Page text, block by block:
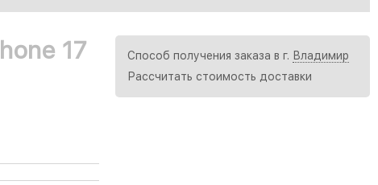
17
Способ получения заказа в г. Владимир
Рассчитать стоимость доставки